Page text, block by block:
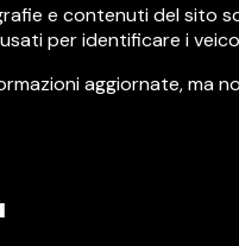
e contenuti del
per identificare i
aggiornate,